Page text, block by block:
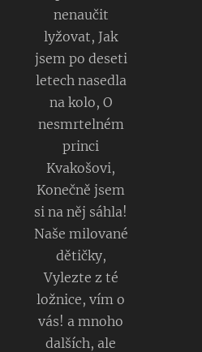
nenaučit
lyžovat, Jak
jsem po deseti
letech nasedla
na kolo, O
nesmrtelném
princi
Kvakošovi,
Konečně jsem
si na něj sáhla!
Naše milované
dětičky,
Vylezte z té
ložnice, vím o
vás! a mnoho
dalších, ale